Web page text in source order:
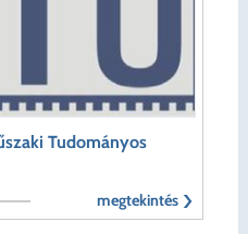
Tudományos
megtekintés